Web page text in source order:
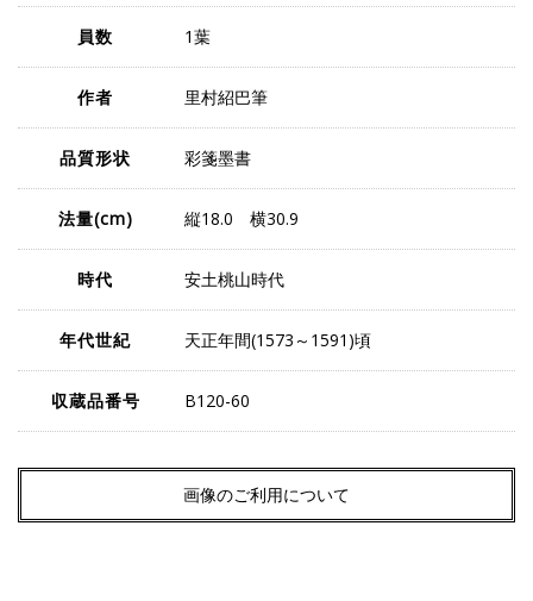
員数 1葉
作者 里村紹巴筆
品質形状 彩箋墨書
法量(cm) 縦18.0 横30.9
時代 安土桃山時代
年代世紀 天正年間(1573～1591)頃
収蔵品番号 B120-60
画像のご利用について